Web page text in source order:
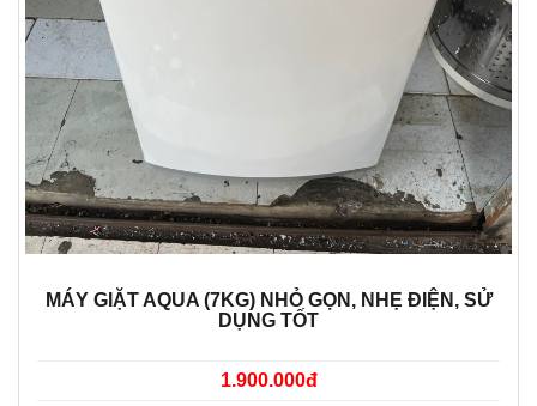
MÁY GIẶT AQUA (7KG) NHỎ GỌN, NHẸ ĐIỆN, SỬ
DỤNG TỐT
1.900.000đ